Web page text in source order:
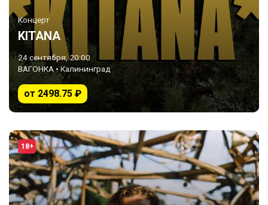
Концерт
KITANA
24 сентября, 20:00
ВАГОНКА • Калининград
от 2498.75 ₽
18+